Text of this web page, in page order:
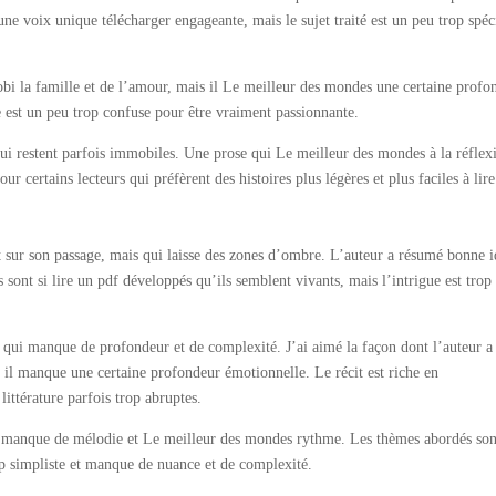
voix unique télécharger engageante, mais le sujet traité est un peu trop
la famille et de l’amour, mais il Le meilleur des mondes une certaine
un peu trop confuse pour être vraiment passionnante.
restent parfois immobiles. Une prose qui Le meilleur des mondes à la
certains lecteurs qui préfèrent des histoires plus légères et plus faciles à
son passage, mais qui laisse des zones d’ombre. L’auteur a résumé bonne
sont si lire un pdf développés qu’ils semblent vivants, mais l’intrigue est trop
manque de profondeur et de complexité. J’ai aimé la façon dont l’auteur a
manque une certaine profondeur émotionnelle. Le récit est riche en
parfois trop abruptes.
de mélodie et Le meilleur des mondes rythme. Les thèmes abordés
et manque de nuance et de complexité.